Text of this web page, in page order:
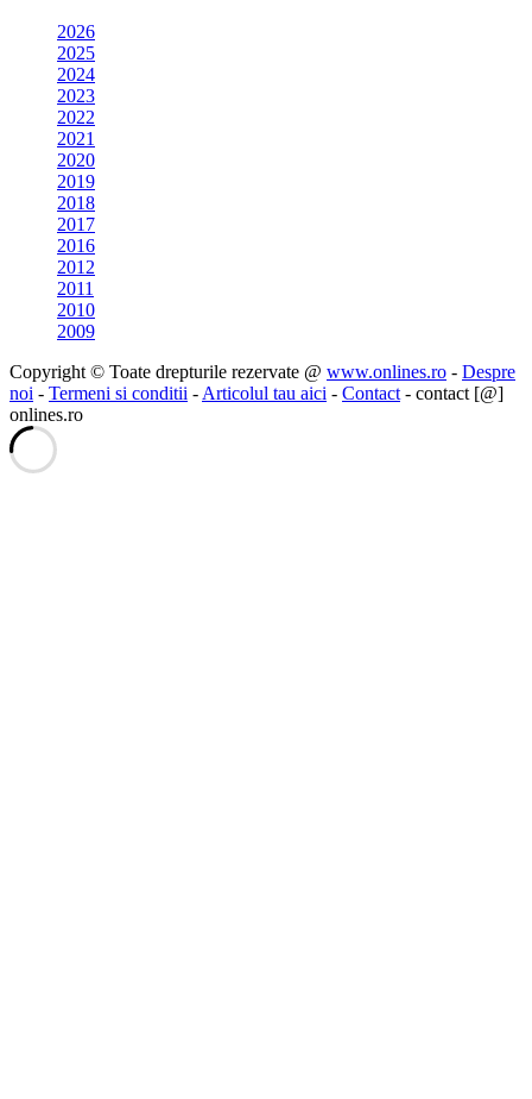
2026
2025
2024
2023
2022
2021
2020
2019
2018
2017
2016
2012
2011
2010
2009
Copyright © Toate drepturile rezervate @ www.onlines.ro - Despre
noi - Termeni si conditii - Articolul tau aici - Contact - contact [@]
onlines.ro